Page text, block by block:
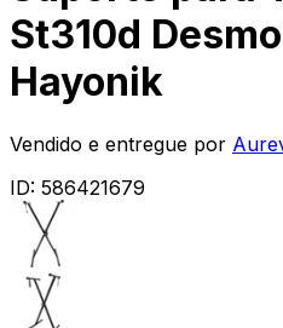
St310d
Hayonik
Vendido e entregue por
ID: 586421679